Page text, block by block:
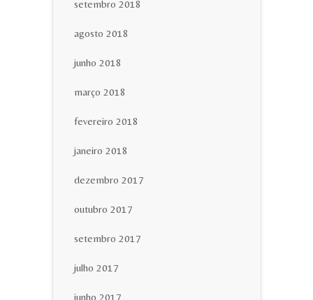
setembro 2018
agosto 2018
junho 2018
março 2018
fevereiro 2018
janeiro 2018
dezembro 2017
outubro 2017
setembro 2017
julho 2017
junho 2017